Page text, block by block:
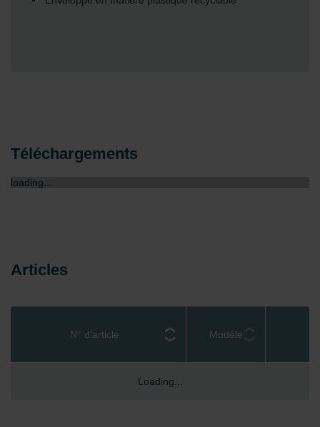
Téléchargements
loading...
Articles
N° d’article Modèle
Loading...